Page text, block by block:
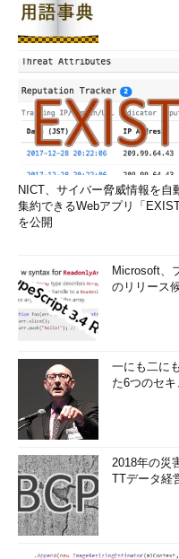
NICT、サイバー脅威情報を自
集約できるWebアプリ「EXIST
を公開
Microsoft、
のリリース
一にも二に
た6つのセ
2018年の災
TTデータ経